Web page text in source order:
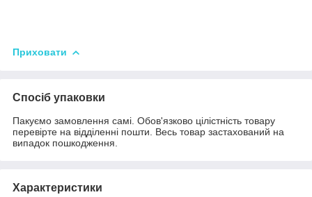
Приховати
Спосіб упаковки
Пакуємо замовлення самі. Обов'язково цілістність товару
перевірте на відділенні пошти. Весь товар застахований на
випадок пошкодження.
Характеристики